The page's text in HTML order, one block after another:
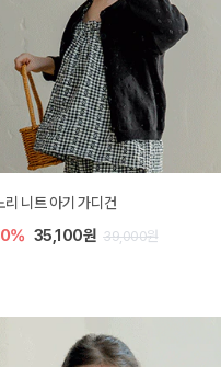
밀라 아기 원피스
20% 27,200원